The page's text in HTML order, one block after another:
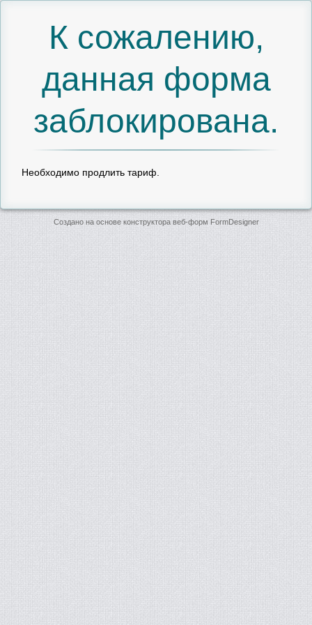
К сожалению,
данная форма
заблокирована.
Необходимо продлить тариф.
Создано на основе конструктора веб-форм FormDesigner